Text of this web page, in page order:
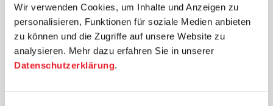
Wir verwenden Cookies, um Inhalte und Anzeigen zu
personalisieren, Funktionen für soziale Medien anbieten
zu können und die Zugriffe auf unsere Website zu
analysieren. Mehr dazu erfahren Sie in unserer
Datenschutzerklärung.
ihm spielt sich das Orchester endgültig an die Weltspitze.
Erster Schwerpunkt der gemeinsamen Arbeit ist das
›Beethoven-Projekt‹– die Aufführung sämtlicher
Sinfonien Ludwig van Beethovens sowie deren
Aufzeichnung in höchster Klangqualität.
Mit Paavo Järvi und anderen international gefragten